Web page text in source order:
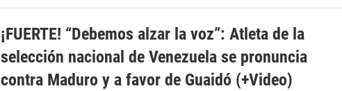
¡FUERTE! “Debemos alzar la voz”: Atleta de la
selección nacional de Venezuela se pronuncia
contra Maduro y a favor de Guaidó (+Video)